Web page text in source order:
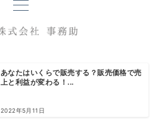
あなたはいくらで販売する？販売価格で売
上と利益が変わる！...
2022年5月11日